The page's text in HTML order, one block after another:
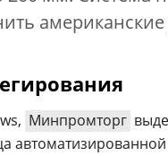
американские
Минпромторг
CNEWS TV